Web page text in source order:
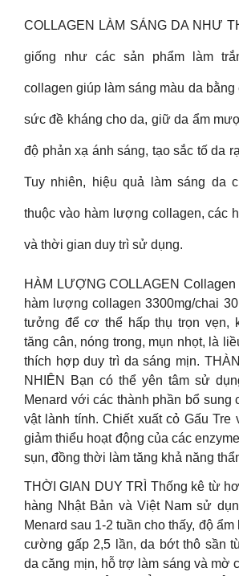
COLLAGEN LÀM SÁNG DA NHƯ
giống như các sản phẩm làm
collagen giúp làm sáng màu da
sức đề kháng cho da, giữ da ẩm
độ phản xạ ánh sáng, tạo sắc tố da
Tuy nhiên, hiệu quả làm sáng da
thuộc vào hàm lượng collagen, các
và thời gian duy trì sử dụng.
HÀM LƯỢNG COLLAGEN
hàm lượng collagen 3300mg/chai
tưởng để cơ thể hấp thụ trọn vẹn,
tăng cân, nóng trong, mụn nhọt, là
thích hợp duy trì da sáng mịn.
NHIÊN Bạn có thể yên tâm sử
Menard với các thành phần bổ sung
vật lành tính. Chiết xuất cỏ Gấu Tre
giảm thiểu hoạt động của các
sụn, đồng thời làm tăng khả năng
THỜI GIAN DUY TRÌ Thống kê từ
hàng Nhật Bản và Việt Nam sử
Menard sau 1-2 tuần cho thấy, độ
cường gấp 2,5 lần, da bớt thô sần
da căng mịn, hỗ trợ làm sáng và mờ